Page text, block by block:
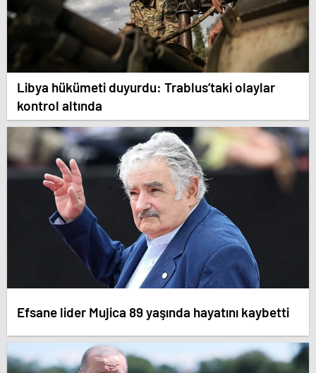
Libya hükümeti duyurdu: Trablus’taki olaylar
kontrol altında
Efsane lider Mujica 89 yaşında hayatını kaybetti